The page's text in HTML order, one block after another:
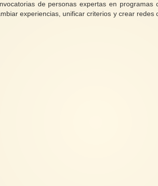
de personas expertas en programas
experiencias, unificar criterios y crear redes